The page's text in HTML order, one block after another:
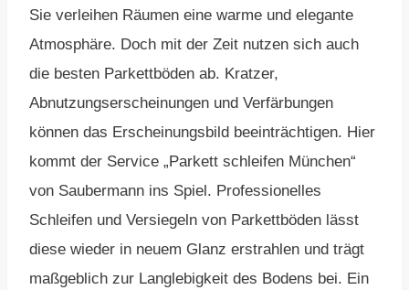
Sie verleihen Räumen eine warme und elegante
Atmosphäre. Doch mit der Zeit nutzen sich auch
die besten Parkettböden ab. Kratzer,
Abnutzungserscheinungen und Verfärbungen
können das Erscheinungsbild beeinträchtigen. Hier
kommt der Service „Parkett schleifen München“
von Saubermann ins Spiel. Professionelles
Schleifen und Versiegeln von Parkettböden lässt
diese wieder in neuem Glanz erstrahlen und trägt
maßgeblich zur Langlebigkeit des Bodens bei. Ein